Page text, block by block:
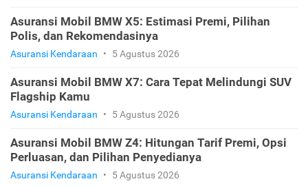
Asuransi Mobil BMW X5: Estimasi Premi, Pilihan
Polis, dan Rekomendasinya
Asuransi Kendaraan • 5 Agustus 2026
Asuransi Mobil BMW X7: Cara Tepat Melindungi SUV
Flagship Kamu
Asuransi Kendaraan • 5 Agustus 2026
Asuransi Mobil BMW Z4: Hitungan Tarif Premi, Opsi
Perluasan, dan Pilihan Penyedianya
Asuransi Kendaraan • 5 Agustus 2026